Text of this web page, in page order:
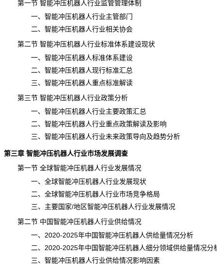
第一节 智能冲压机器人行业监管管理体制
一、智能冲压机器人行业主管部门
二、智能冲压机器人行业相关协会
第二节 智能冲压机器人行业标准体系建设现状
一、智能冲压机器人标准体系建设
二、智能冲压机器人现行标准汇总
三、智能冲压机器人重点标准解读
第三节 智能冲压机器人行业政策分析
一、智能冲压机器人行业主要政策汇总
二、智能冲压机器人行业重点政策解读及影响
三、智能冲压机器人行业未来政策导向及趋势分析
第三章 智能冲压机器人行业市场发展调查
第一节 全球智能冲压机器人行业发展情况
一、全球智能冲压机器人行业发展现状
二、全球智能冲压机器人行业市场竞争格局
三、主要国家/地区智能冲压机器人行业发展情况
第二节 中国智能冲压机器人行业供给情况
一、2020-2025年中国智能冲压机器人供给量情况分析
二、2020-2025年中国智能冲压机器人细分领域供给量情况分
三、智能冲压机器人行业供给情况影响因素